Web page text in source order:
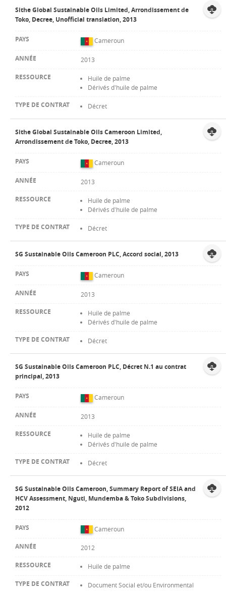
Sithe Global Sustainable Oils Limited, Arrondissement de
Toko, Decree, Unofficial translation, 2013
Cameroun
2013
Huile de palme
Dérivés d'huile de palme
Décret
Sithe Global Sustainable Oils Cameroon Limited,
Arrondissement de Toko, Decree, 2013
Cameroun
2013
Huile de palme
Dérivés d'huile de palme
Décret
SG Sustainable Oils Cameroon PLC, Accord social, 2013
Cameroun
2013
Huile de palme
Dérivés d'huile de palme
Décret
SG Sustainable Oils Cameroon PLC, Décret N.1 au contrat
principal, 2013
Cameroun
2013
Huile de palme
Dérivés d'huile de palme
Décret
SG Sustainable Oils Cameroon, Summary Report of SEIA and
HCV Assessment, Nguti, Mundemba & Toko Subdivisions,
2012
Cameroun
2012
Huile de palme
Document Social et/ou Environmental